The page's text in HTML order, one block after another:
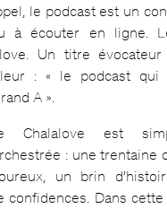
le podcast est un
à écouter en ligne.
Un titre évocateur
: « le podcast qui
A ».
Chalalove est
: une trentaine
un brin
confidences. Dans